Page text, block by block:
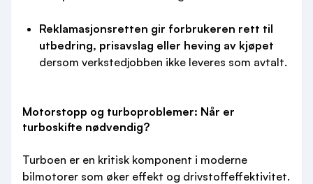
Reklamasjonsretten gir forbrukeren rett til
utbedring, prisavslag eller heving av kjøpet
dersom verkstedjobben ikke leveres som avtalt.
Motorstopp og turboproblemer: Når er
turboskifte nødvendig?
Turboen er en kritisk komponent i moderne
bilmotorer som øker effekt og drivstoffeffektivitet.